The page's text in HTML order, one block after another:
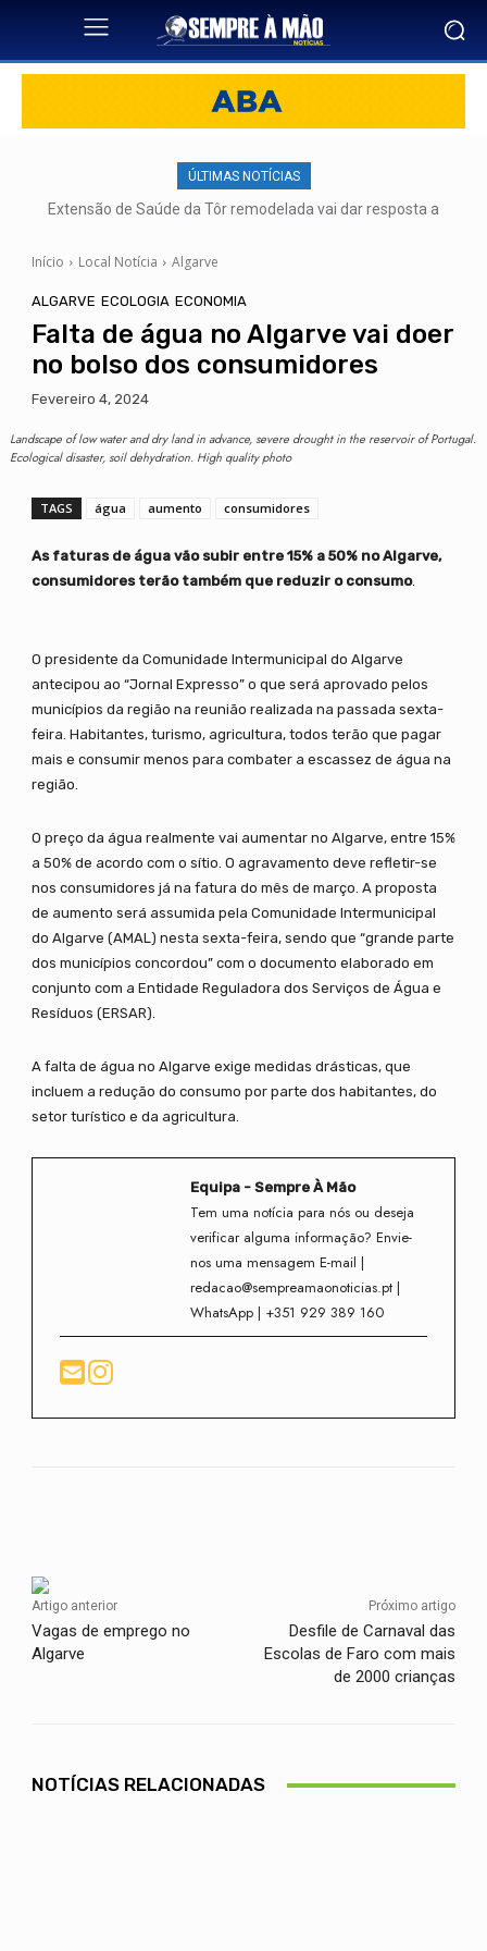
ÚLTIMAS NOTÍCIAS
Extensão de Saúde da Tôr remodelada vai dar resposta a
Início Local Notícia Algarve
ALGARVE ECOLOGIA ECONOMIA
Falta de água no Algarve vai doer
no bolso dos consumidores
Fevereiro 4, 2024
Landscape of low water and dry land in advance, severe drought in the reservoir of Portugal.
Ecological disaster, soil dehydration. High quality photo
TAGS água aumento consumidores
As faturas de água vão subir entre 15% a 50% no Algarve,
consumidores terão também que reduzir o consumo.
O presidente da Comunidade Intermunicipal do Algarve
antecipou ao “Jornal Expresso” o que será aprovado pelos
municípios da região na reunião realizada na passada sexta-
feira. Habitantes, turismo, agricultura, todos terão que pagar
mais e consumir menos para combater a escassez de água na
região.
O preço da água realmente vai aumentar no Algarve, entre 15%
a 50% de acordo com o sítio. O agravamento deve refletir-se
nos consumidores já na fatura do mês de março. A proposta
de aumento será assumida pela Comunidade Intermunicipal
do Algarve (AMAL) nesta sexta-feira, sendo que “grande parte
dos municípios concordou” com o documento elaborado em
conjunto com a Entidade Reguladora dos Serviços de Água e
Resíduos (ERSAR).
A falta de água no Algarve exige medidas drásticas, que
incluem a redução do consumo por parte dos habitantes, do
setor turístico e da agricultura.
Equipa - Sempre À Mão
Tem uma notícia para nós ou deseja
verificar alguma informação? Envie-
nos uma mensagem E-mail |
redacao@sempreamaonoticias.pt |
WhatsApp | +351 929 389 160
Artigo anterior
Vagas de emprego no
Algarve
Próximo artigo
Desfile de Carnaval das
Escolas de Faro com mais
de 2000 crianças
NOTÍCIAS RELACIONADAS